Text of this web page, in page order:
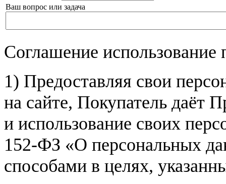
Ваш вопрос или задача
Соглашение
1) Предоставляя свои
на сайте, Покупатель даёт
и использование своих
152-ФЗ «О персональных
способами в целях,